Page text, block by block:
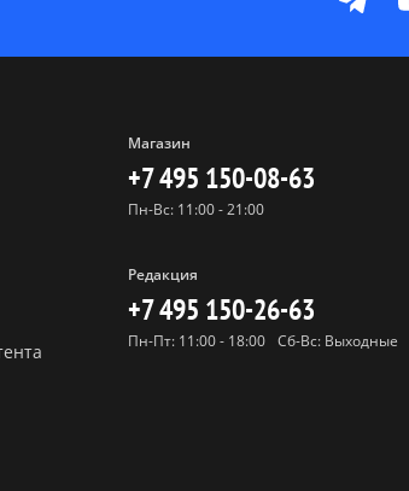
Магазин
+7 495 150-08-63
Пн-Вс: 11:00 - 21:00
Редакция
+7 495 150-26-63
Пн-Пт: 11:00 - 18:00 Сб-Вс: Выходные